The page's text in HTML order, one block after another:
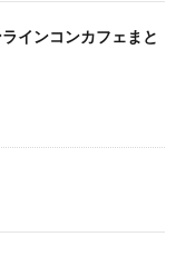
インコンカフェまと